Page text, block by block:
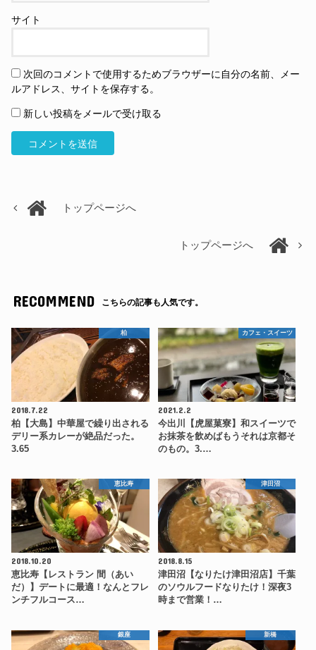
サイト
次回のコメントで使用するためブラウザーに自分の名前、メー
ルアドレス、サイトを保存する。
新しい投稿をメールで受け取る
トップページへ
トップページへ
RECOMMEND こちらの記事も人気です。
柏
2018.7.22
柏【大島】中華屋で繰り出される
デリー系カレーが絶品だった。
3.65
カフェ・スイーツ
2021.2.2
今出川【虎屋菓寮】和スイーツで
お抹茶を飲めばもうそれは京都そ
のもの。3.…
恵比寿
2018.10.20
恵比寿【レストラン 間（あい
だ）】デートに最適！なんとフレ
ンチフルコース…
津田沼
2018.8.15
津田沼【なりたけ津田沼店】千葉
のソウルフードなりたけ！深夜3
時まで営業！…
銀座 新橋